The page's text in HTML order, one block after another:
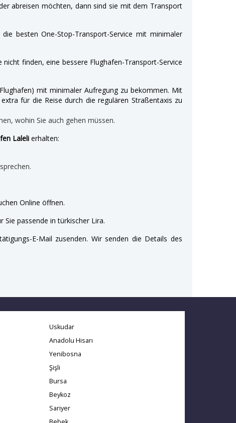
abreisen möchten, dann sind sie mit dem Transport
besten One-Stop-Transport-Service mit minimaler
finden, eine bessere Flughafen-Transport-Service
mit minimaler Aufregung zu bekommen. Mit
für die Reise durch die regulären Straßentaxis zu
wohin Sie auch gehen müssen.
Laleli erhalten:
Online öffnen.
passende in türkischer Lira.
E-Mail zusenden. Wir senden die Details des
Uskudar
Anadolu Hisarı
Yenibosna
Şişli
Bursa
Beykoz
Sariyer